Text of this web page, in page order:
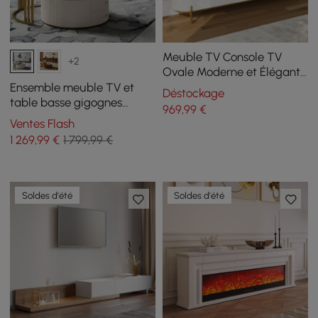
+2
Ensemble meuble TV et
table basse gigognes
Grovyn
Ventes Flash
1 269,99 € 1 799,99 €
Meuble TV Console TV
Ovale Moderne et Élégante
de 2200mm avec Tiroirs et
Portes Blanc
Déstockage
969,99€
Soldes d'été Soldes d'été